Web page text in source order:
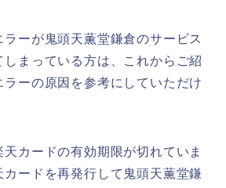
ラーが鬼頭天薫堂鎌倉のサービス
まっている方は、これからご紹
ーの原因を参考にしていただけ
カードの有効期限が切れていま
カードを再発行して鬼頭天薫堂鎌